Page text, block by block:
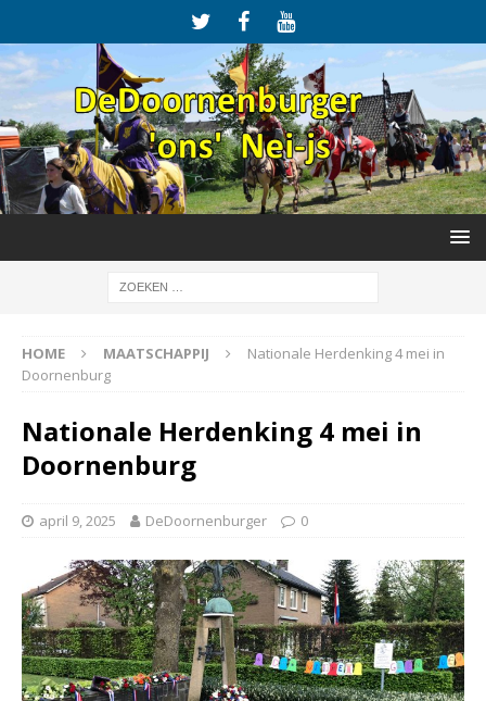
HOME MAATSCHAPPIJ
Nationale Herdenking 4 mei in
Doornenburg
Nationale Herdenking 4 mei in
Doornenburg
april 9, 2025 DeDoornenburger 0